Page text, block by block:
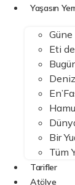
Yaşasın
Eti
Bir
Tüm
Tarifler
Atölye